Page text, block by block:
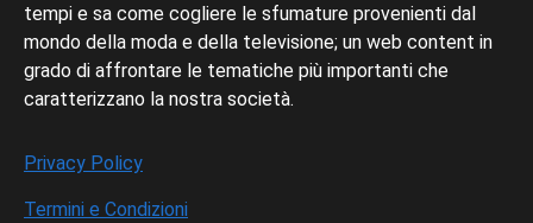
tempi e sa come cogliere le sfumature provenienti dal
mondo della moda e della televisione; un web content in
grado di affrontare le tematiche più importanti che
caratterizzano la nostra società.
Privacy Policy
Termini e Condizioni